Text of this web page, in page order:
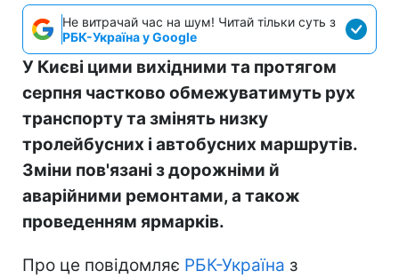
Не витрачай час на шум! Читай тільки суть з
РБК-Україна у Google
У Києві цими вихідними та протягом
серпня частково обмежуватимуть рух
транспорту та змінять низку
тролейбусних і автобусних маршрутів.
Зміни пов'язані з дорожніми й
аварійними ремонтами, а також
проведенням ярмарків.
Про це повідомляє РБК-Україна з